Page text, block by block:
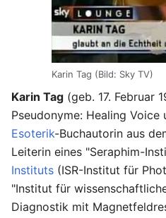
Karin Tag (Bild: Sky TV)
Karin Tag (geb. 17. Februar
Pseudonyme: Healing
Esoterik-Buchautorin aus
Leiterin eines "Seraphim-
Instituts (ISR-Institut für
"Institut für
Diagnostik mit